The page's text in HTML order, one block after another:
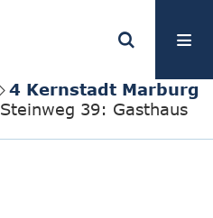
4 Kernstadt Marburg
Steinweg 39: Gasthaus